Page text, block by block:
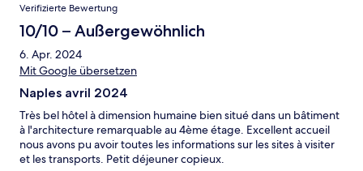
Verifizierte Bewertung
10/10 – Außergewöhnlich
6. Apr. 2024
Mit Google übersetzen
Naples avril 2024
Très bel hôtel à dimension humaine bien situé dans un bâtiment
à l'architecture remarquable au 4ème étage. Excellent accueil
nous avons pu avoir toutes les informations sur les sites à visiter
et les transports. Petit déjeuner copieux.